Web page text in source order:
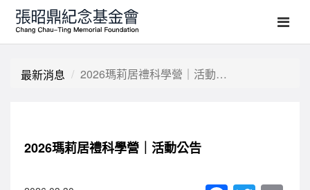
最新消息 2026瑪莉居禮科學營｜活動公告
2026瑪莉居禮科學營｜活動公告